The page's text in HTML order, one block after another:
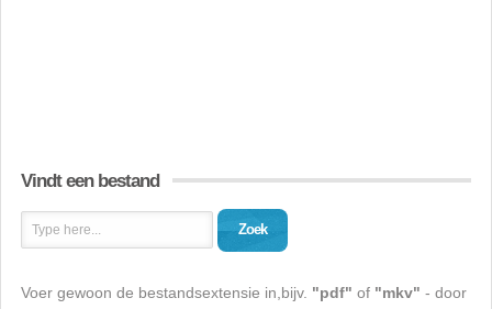
Vindt een bestand
Zoek
Voer gewoon de bestandsextensie in,bijv. "pdf" of "mkv" - door